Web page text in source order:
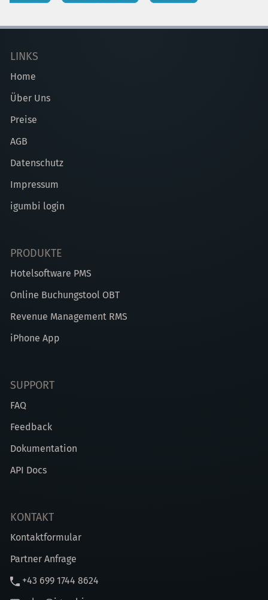
LINKS
Home
Über Uns
Preise
AGB
Datenschutz
Impressum
igumbi login
PRODUKTE
Hotelsoftware PMS
Online Buchungstool OBT
Revenue Management RMS
iPhone App
SUPPORT
FAQ
Feedback
Dokumentation
API Docs
KONTAKT
Kontaktformular
Partner Anfrage
+43 699 1744 8624